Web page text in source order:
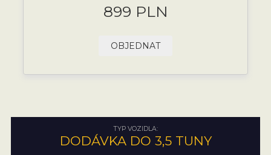
899 PLN
OBJEDNAT
TYP VOZIDLA:
DODÁVKA DO 3,5 TUNY